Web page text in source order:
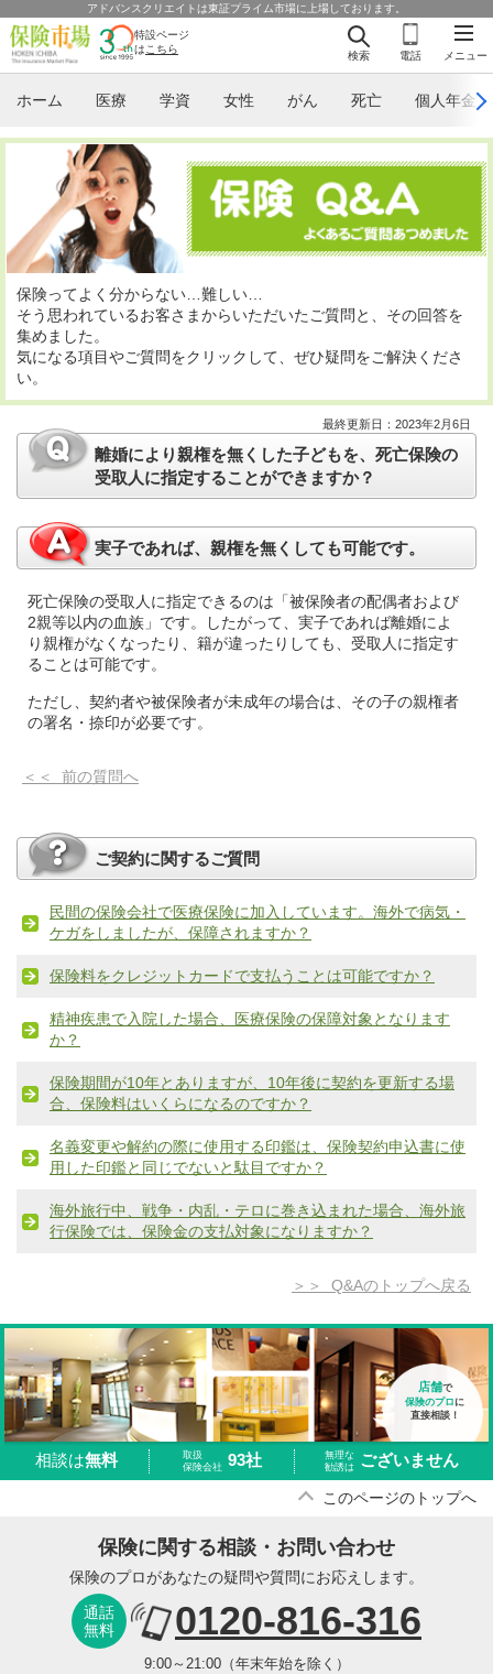
アドバンスクリエイトは東証プライム市場に上場しております。
メニュー
検索 電話
特設ページ
は こちら
ホーム 医療 学資 女性 がん 死亡 個人年金
保険ってよく分からない…難しい…
そう思われているお客さまからいただいたご質問と、その回答を
集めました。
気になる項目やご質問をクリックして、ぜひ疑問をご解決くださ
い。
最終更新日：2023年2月6日
離婚により親権を無くした子どもを、死亡保険の
受取人に指定することができますか？
実子であれば、親権を無くしても可能です。
死亡保険の受取人に指定できるのは「被保険者の配偶者および
2親等以内の血族」です。したがって、実子であれば離婚によ
り親権がなくなったり、籍が違ったりしても、受取人に指定す
ることは可能です。
ただし、契約者や被保険者が未成年の場合は、その子の親権者
の署名・捺印が必要です。
＜＜ 前の質問へ
ご契約に関するご質問
民間の保険会社で医療保険に加入しています。海外で病気・
ケガをしましたが、保障されますか？
保険料をクレジットカードで支払うことは可能ですか？
精神疾患で入院した場合、医療保険の保障対象となります
か？
保険期間が10年とありますが、10年後に契約を更新する場
合、保険料はいくらになるのですか？
名義変更や解約の際に使用する印鑑は、保険契約申込書に使
用した印鑑と同じでないと駄目ですか？
海外旅行中、戦争・内乱・テロに巻き込まれた場合、海外旅
行保険では、保険金の支払対象になりますか？
＞＞ Q&Aのトップへ戻る
店舗で
保険のプロ に
直接相談！
相談は無料
取扱
保険会社 93社
無理な
勧誘は
ございません
このページのトップへ
保険に関する相談・お問い合わせ
保険のプロがあなたの疑問や質問にお応えします。
通話
無料
0120-816-316
9:00～21:00（年末年始を除く）